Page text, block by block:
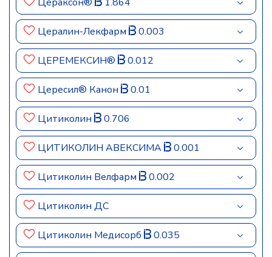
Цералин-Лекфарм 0.003
ЦЕРЕМЕКСИН® 0.012
Цересил® Канон 0.01
Цитиколин 0.706
ЦИТИКОЛИН АВЕКСИМА 0.001
Цитиколин Велфарм 0.002
Цитиколин ДС
Цитиколин Медисорб 0.035